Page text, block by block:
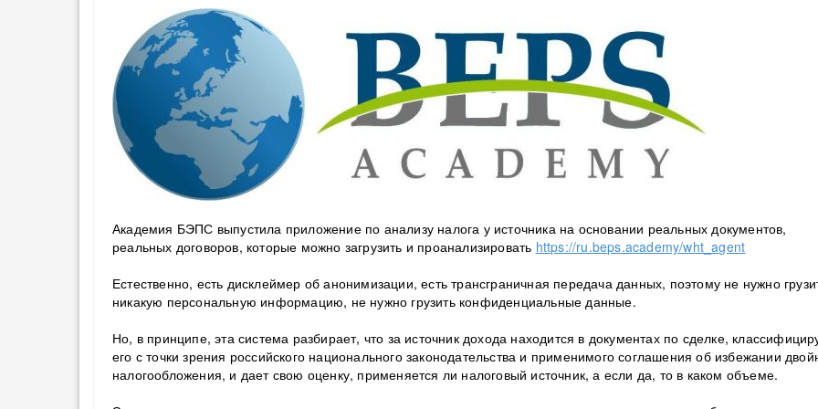
Академия БЭПС выпустила приложение по анализу налога у источника на основании реальных документов,
реальных договоров, которые можно загрузить и проанализировать https://ru.beps.academy/wht_agent
Естественно, есть дисклеймер об анонимизации, есть трансграничная передача данных, поэтому не нужно
никакую персональную информацию, не нужно грузить конфиденциальные данные.
Но, в принципе, эта система разбирает, что за источник дохода находится в документах по сделке,
его с точки зрения российского национального законодательства и применимого соглашения об избежании
налогообложения, и дает свою оценку, применяется ли налоговый источник, а если да, то в каком объеме.